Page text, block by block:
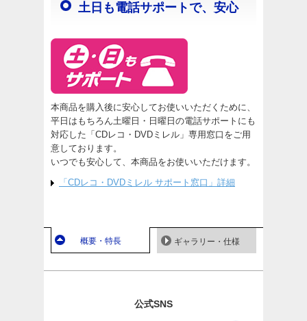
土日も電話サポートで、安心
本商品を購入後に安心してお使いいただくために、
平日はもちろん土曜日・日曜日の電話サポートにも
対応した「CDレコ・DVDミレル」専用窓口をご用
意しております。
いつでも安心して、本商品をお使いいただけます。
「CDレコ・DVDミレル サポート窓口」詳細
概要・特長 ギャラリー・仕様
公式SNS